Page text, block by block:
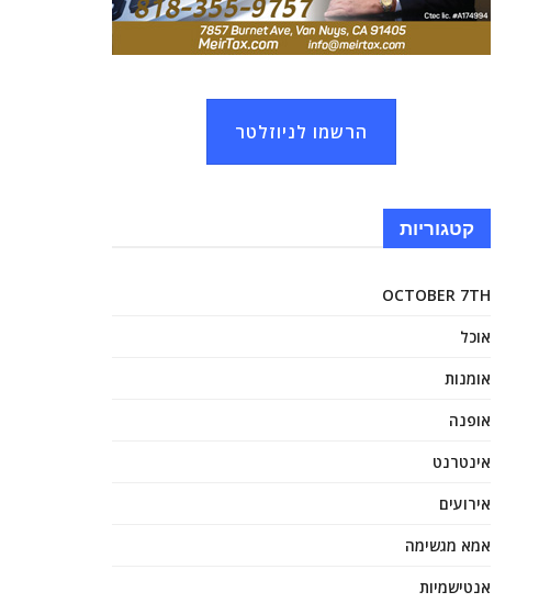
הרשמו לניוזלטר
קטגוריות
OCTOBER 7TH
אוכל
אומנות
אופנה
אינטרנט
אירועים
אמא מגשימה
אנטישמיות